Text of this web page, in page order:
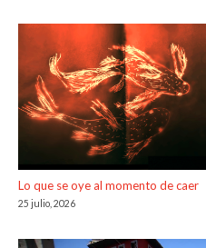
Lo que se oye al momento de caer
25 julio, 2026